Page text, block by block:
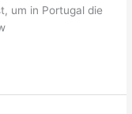
um in Portugal die